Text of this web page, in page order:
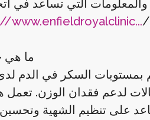
www.enfieldroyalclinic.../
ما هي
لدعم فقدان الوزن.